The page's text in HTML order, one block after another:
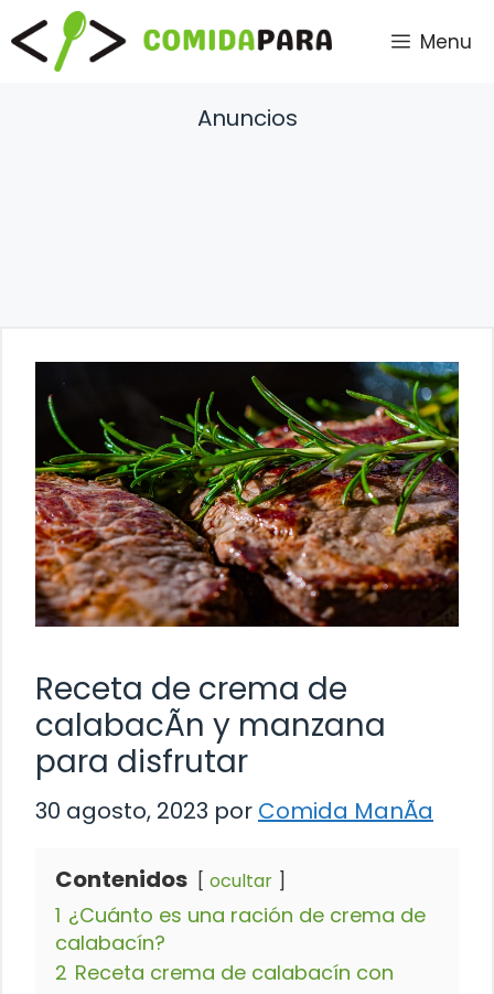
Saltar
al
contenido
Menu
Anuncios
Receta de crema de
calabacÃ­n y manzana
para disfrutar
30 agosto, 2023 por Comida ManÃ­a
Contenidos ocultar
1 ¿Cuánto es una ración de crema de
calabacín?
2 Receta crema de calabacín con